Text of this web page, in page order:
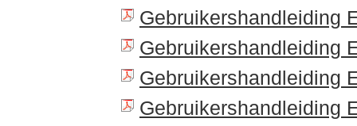
Gebruikershandleiding
Gebruikershandleiding
Gebruikershandleiding
Gebruikershandleiding